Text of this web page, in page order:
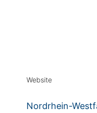
Website
Nordrhein-